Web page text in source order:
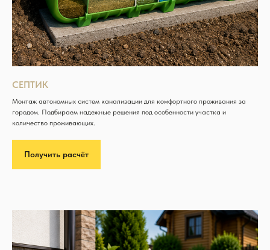
СЕПТИК
Монтаж автономных систем канализации для комфортного проживания за
городом. Подбираем надежные решения под особенности участка и
количество проживающих.
Получить расчёт